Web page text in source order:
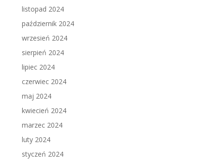
listopad 2024
październik 2024
wrzesień 2024
sierpień 2024
lipiec 2024
czerwiec 2024
maj 2024
kwiecień 2024
marzec 2024
luty 2024
styczeń 2024